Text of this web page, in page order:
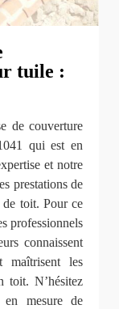
tuile :
de couverture
qui est en
et notre
prestations de
de toit. Pour ce
professionnels
connaissent
maîtrisent les
toit. N’hésitez
en mesure de